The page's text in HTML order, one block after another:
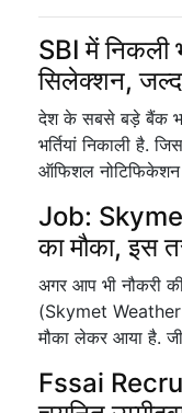
SBI में निकली
सिलेक्शन,
देश के सबसे बड़े बैंक
भर्तियां निकाली है.
ऑफिशल नोटिफिकेशन
Job:
का मौका, इस
अगर आप भी नौकरी
(Skymet Weather
मौका लेकर आया है.
Fssai